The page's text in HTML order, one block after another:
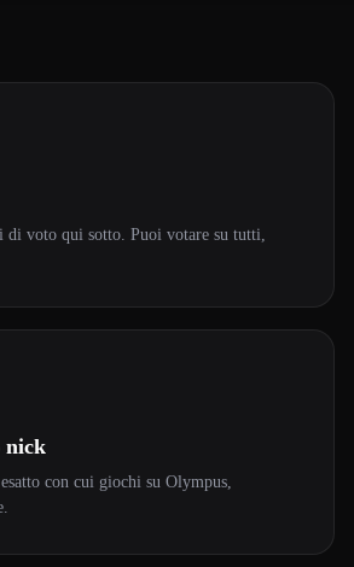
voto qui sotto. Puoi votare su tutti,
nick
con cui giochi su Olympus,